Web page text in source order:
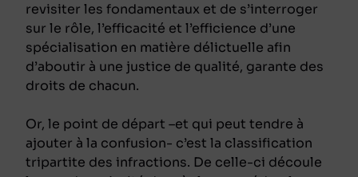
revisiter les fondamentaux et de s’interroger
sur le rôle, l’efficacité et l’efficience d’une
spécialisation en matière délictuelle afin
d’aboutir à une justice de qualité, garante des
droits de chacun.
Or, le point de départ –et qui peut tendre à
ajouter à la confusion- c’est la classification
tripartite des infractions. De celle-ci découle